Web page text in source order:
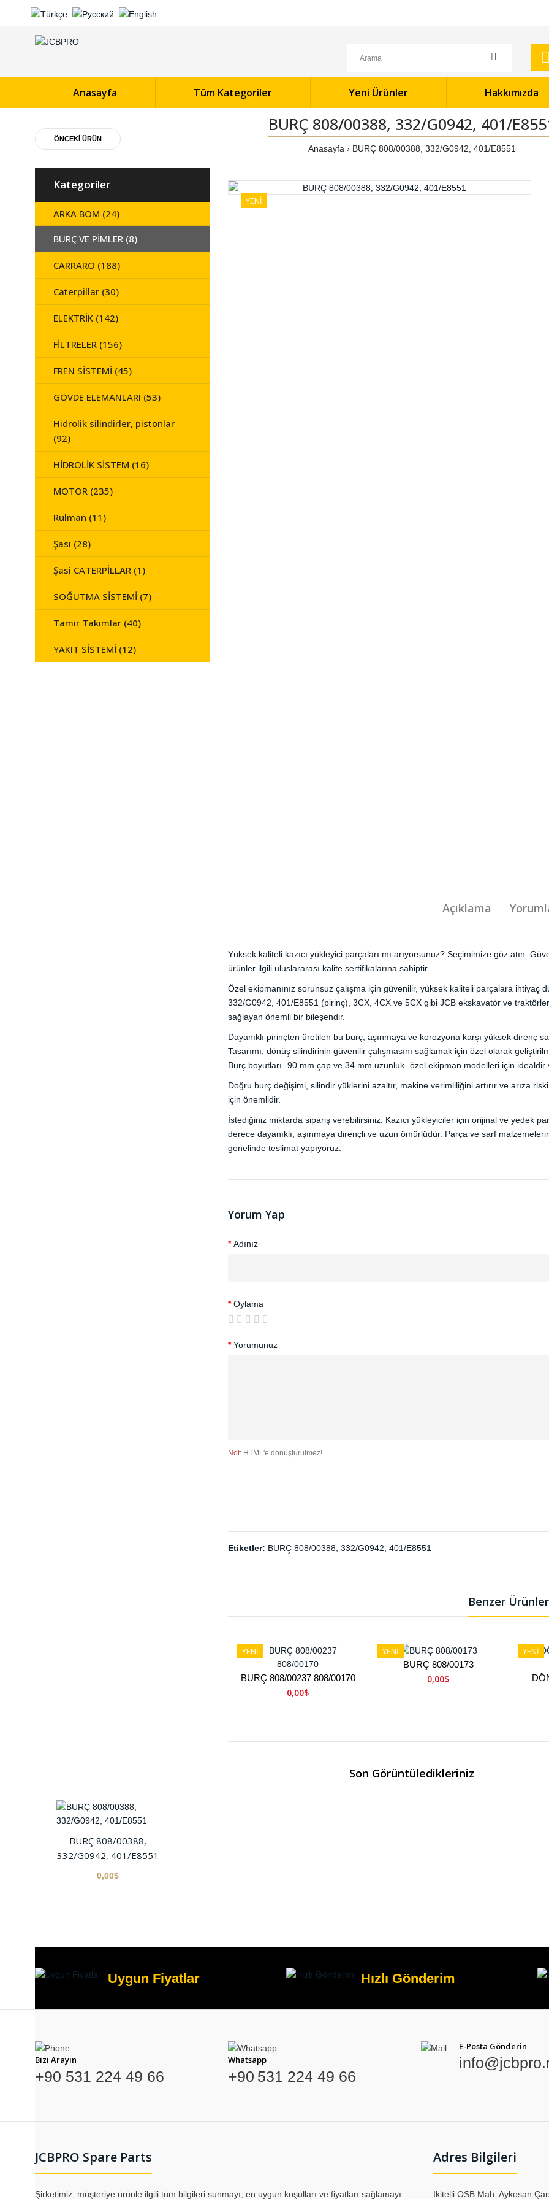
Anasayfa Tüm Kategoriler Yeni Ürünler Hakkımızda
ÖNCEKİ ÜRÜN
BURÇ 808/00388, 332/G0942, 401/
Anasayfa BURÇ 808/00388, 332/G0942, 401/E8551
Kategoriler
ARKA BOM (24)
BURÇ VE PİMLER (8)
CARRARO (188)
Caterpillar (30)
ELEKTRİK (142)
FİLTRELER (156)
FREN SİSTEMİ (45)
GÖVDE ELEMANLARI (53)
Hidrolik silindirler, pistonlar
(92)
HİDROLİK SİSTEM (16)
MOTOR (235)
Rulman (11)
Şasi (28)
Şasi CATERPİLLAR (1)
SOĞUTMA SİSTEMİ (7)
Tamir Takımlar (40)
YAKIT SİSTEMİ (12)
YENİ
Açıklama
Yüksek kaliteli kazıcı yükleyici parçaları mı arıyorsunuz? Seçimimize göz atın.
ürünler ilgili uluslararası kalite sertifikalarına sahiptir.
Özel ekipmanınız sorunsuz çalışma için güvenilir, yüksek kaliteli parçalara ihtiyaç
332/G0942, 401/E8551 (pirinç), 3CX, 4CX ve 5CX gibi JCB ekskavatör ve
sağlayan önemli bir bileşendir.
Dayanıklı pirinçten üretilen bu burç, aşınmaya ve korozyona karşı yüksek direnç
Tasarımı, dönüş silindirinin güvenilir çalışmasını sağlamak için özel olarak
Burç boyutları -90 mm çap ve 34 mm uzunluk- özel ekipman modelleri için idealdir
Doğru burç değişimi, silindir yüklerini azaltır, makine verimliliğini artırır ve arıza
için önemlidir.
İstediğiniz miktarda sipariş verebilirsiniz. Kazıcı yükleyiciler için orijinal ve yedek
derece dayanıklı, aşınmaya dirençli ve uzun ömürlüdür. Parça ve sarf
genelinde teslimat yapıyoruz.
Yorum Yap
Adınız
Oylama
Yorumunuz
Not: HTML'e dönüştürülmez!
Etiketler: BURÇ 808/00388 332/G0942 401/E8551
Benzer Ürünler
YENİ
BURÇ 808/00237 808/00170
0,00$
YENİ
BURÇ 808/00173
0,00$
YENİ
Son Görüntüledikleriniz
BURÇ 808/00388,
332/G0942, 401/E8551
0,00$
Uygun Fiyatlar Hızlı Gönderim
Bizi Arayın
+90 531 224 49 66
Whatsapp
+90 531 224 49 66
E-Posta Gönderin
JCBPRO Spare Parts
Şirketimiz, müşteriye ürünle ilgili tüm bilgileri sunmayı, en uygun koşulları ve fiyatları sağlamayı
Adres Bilgileri
İkitelli OSB Mah. Aykosan